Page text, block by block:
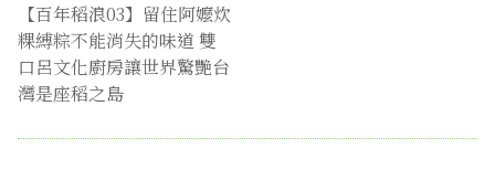
【百年稻浪03】留住阿嬤炊
粿縛粽不能消失的味道 雙
口呂文化廚房讓世界驚艷台
灣是座稻之島